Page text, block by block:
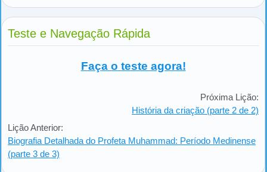
Teste e Navegação Rápida
Faça o teste agora!
Lição Anterior:
Biografia Detalhada do Profeta Muhammad: Período Medinense
(parte 3 de 3)
Próxima Lição:
História da criação (parte 2 de 2)